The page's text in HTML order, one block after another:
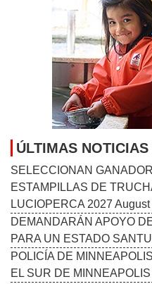
Follow Us On:
INICIO
MISIÓN
COLABORADORES